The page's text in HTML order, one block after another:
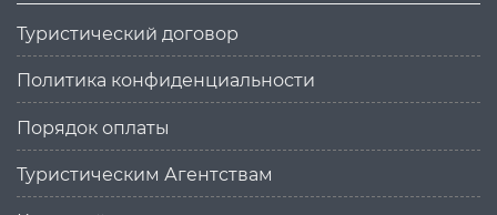
Туристический договор
Политика конфиденциальности
Порядок оплаты
Туристическим Агентствам